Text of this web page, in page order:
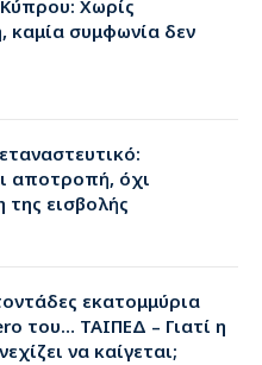
Χωρίς
καμία συμφωνία δεν
αποτροπή, όχι
της εισβολής
εκατομμύρια
του… ΤΑΙΠΕΔ – Γιατί η
να καίγεται;